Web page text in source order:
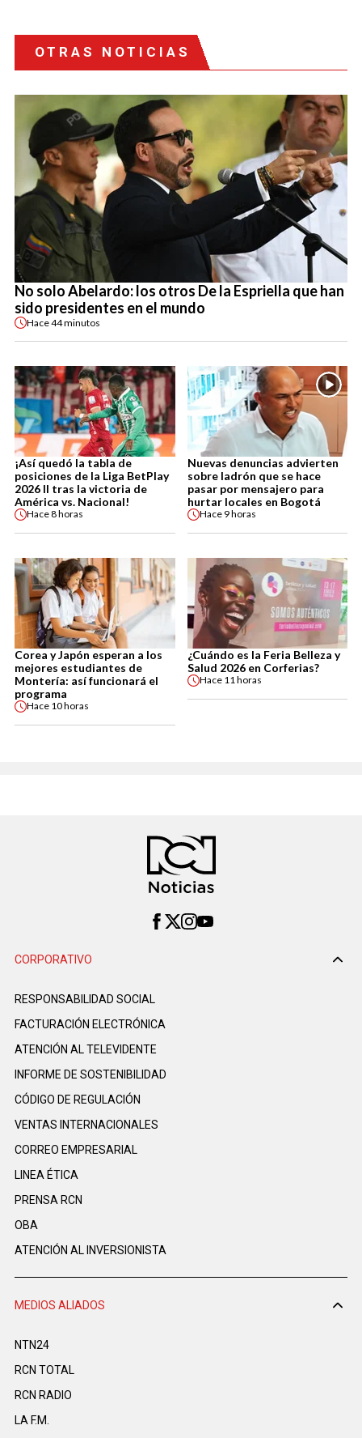
OTRAS NOTICIAS
No solo Abelardo: los otros De la Espriella que han
sido presidentes en el mundo
Hace44 minutos
¡Así quedó la tabla de
posiciones de la Liga BetPlay
2026 II tras la victoria de
América vs. Nacional!
Hace8 horas
Nuevas denuncias advierten
sobre ladrón que se hace
pasar por mensajero para
hurtar locales en Bogotá
Hace 9 horas
Corea y Japón esperan a los
mejores estudiantes de
Montería: así funcionará el
programa
Hace 10 horas
¿Cuándo es la Feria Belleza y
Salud 2026 en Corferias?
Hace 11 horas
CORPORATIVO
RESPONSABILIDAD SOCIAL
FACTURACIÓN ELECTRÓNICA
ATENCIÓN AL TELEVIDENTE
INFORME DE SOSTENIBILIDAD
CÓDIGO DE REGULACIÓN
VENTAS INTERNACIONALES
CORREO EMPRESARIAL
LINEA ÉTICA
PRENSA RCN
OBA
ATENCIÓN AL INVERSIONISTA
MEDIOS ALIADOS
NTN24
RCN TOTAL
RCN RADIO
LA F.M.